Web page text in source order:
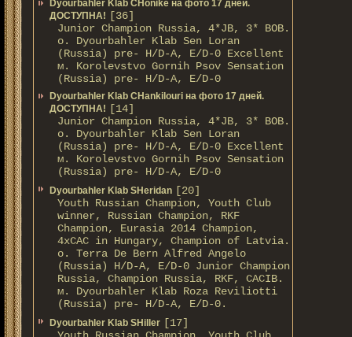
Dyourbahler Klab CHonike на фото 17 дней.
ДОСТУПНА!
[36]
Junior Champion Russia, 4*JB, 3* BOB.
о. Dyourbahler Klab Sen Loran
(Russia) pre- H/D-A, E/D-0 Excellent
м. Korolevstvo Gornih Psov Sensation
(Russia) pre- H/D-A, E/D-0
Dyourbahler Klab CHankilouri на фото 17 дней.
ДОСТУПНА!
[14]
Junior Champion Russia, 4*JB, 3* BOB.
о. Dyourbahler Klab Sen Loran
(Russia) pre- H/D-A, E/D-0 Excellent
м. Korolevstvo Gornih Psov Sensation
(Russia) pre- H/D-A, E/D-0
Dyourbahler Klab SHeridan [20]
Youth Russian Champion, Youth Club
winner, Russian Champion, RKF
Champion, Eurasia 2014 Champion,
4xCAC in Hungary, Champion of Latvia.
о. Terra De Bern Alfred Angelo
(Russia) H/D-A, E/D-0 Junior Champion
Russia, Champion Russia, RKF, CACIB.
м. Dyourbahler Klab Roza Reviliotti
(Russia) pre- H/D-A, E/D-0.
Dyourbahler Klab SHiller [17]